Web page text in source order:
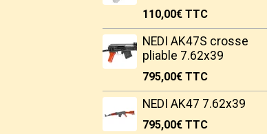
110,00€TTC
NEDI AK47S crosse
pliable 7.62x39
795,00€TTC
NEDI AK47 7.62x39
795,00€TTC